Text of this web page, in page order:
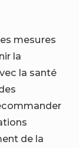
mesures
la
la santé
de la